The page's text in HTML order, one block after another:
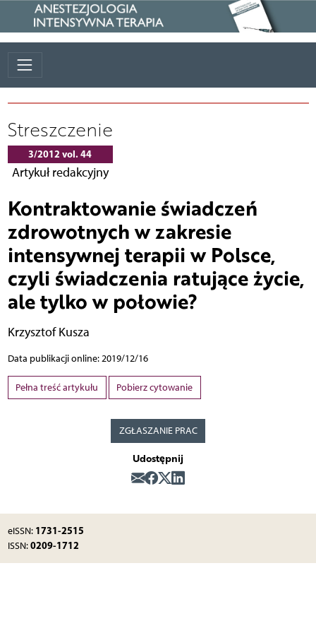
Streszczenie
3/2012 vol. 44
Artykuł redakcyjny
Kontraktowanie świadczeń
zdrowotnych w zakresie
intensywnej terapii w Polsce,
czyli świadczenia ratujące życie,
ale tylko w połowie?
Krzysztof Kusza
Data publikacji online: 2019/12/16
Pełna treść artykułu Pobierz cytowanie
ZGŁASZANIE PRAC
Udostępnij
eISSN: 1731-2515
ISSN:0209-1712